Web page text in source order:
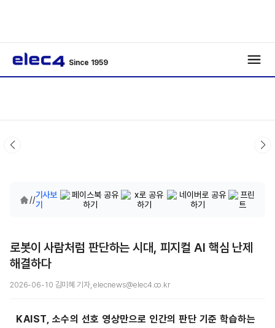
Since 1959
//기사보
기
로봇이 사람처럼 판단하는 시대, 피지컬 AI 핵심 난제
해결하다
2026-06-10 김미혜 기자, elecnews@elec4.co.kr
KAIST, 소수의 선호 영상만으로 인간의 판단 기준 학습하는